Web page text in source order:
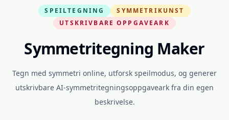
SPEILTEGNING
SYMMETRIKUNST
UTSKRIVBARE OPPGAVEARK
Symmetritegning Maker
Tegn med symmetri online, utforsk speilmodus, og generer
utskrivbare AI-symmetritegningsoppgaveark fra din egen
beskrivelse.